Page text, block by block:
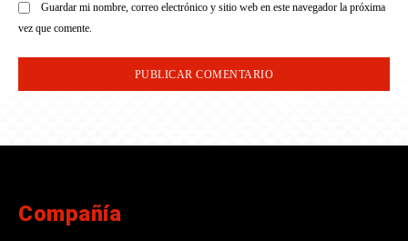
Guardar mi nombre, correo electrónico y sitio web en este navegador la próxima
vez que comente.
Compañía